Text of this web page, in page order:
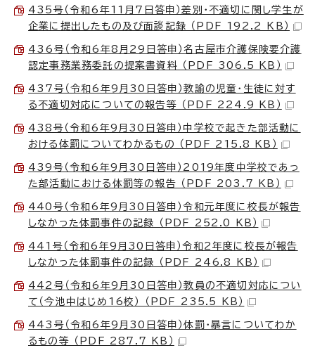
435号（令和6年11月7日答申）差別・不適切に関し学生が
企業に提出したもの及び面談記録 （PDF 192.2 KB）
436号（令和6年8月29日答申）名古屋市介護保険要介護
認定事務業務委託の提案書資料 （PDF 306.5 KB）
437号（令和6年9月30日答申）教諭の児童・生徒に対す
る不適切対応についての報告等 （PDF 224.9 KB）
438号（令和6年9月30日答申）中学校で起きた部活動に
おける体罰についてわかるもの （PDF 215.8 KB）
439号（令和6年9月30日答申）2019年度中学校であっ
た部活動における体罰等の報告 （PDF 203.7 KB）
440号（令和6年9月30日答申）令和元年度に校長が報告
しなかった体罰事件の記録 （PDF 252.0 KB）
441号（令和6年9月30日答申）令和2年度に校長が報告
しなかった体罰事件の記録 （PDF 246.8 KB）
442号（令和6年9月30日答申）教員の不適切対応につい
て（今池中はじめ16校） （PDF 235.5 KB）
443号（令和6年9月30日答申）体罰・暴言についてわか
るもの等 （PDF 287.7 KB）